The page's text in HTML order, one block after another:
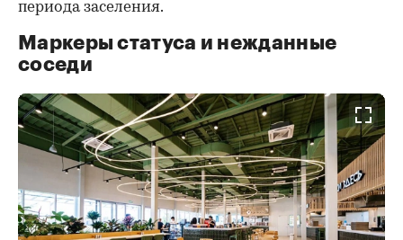
периода заселения.
Маркеры статуса и нежданные
соседи